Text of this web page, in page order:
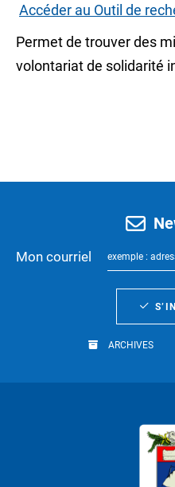
Accéder au Outil de
Permet de trouver des
volontariat de solidarité
Mon courriel
ARCHIVES